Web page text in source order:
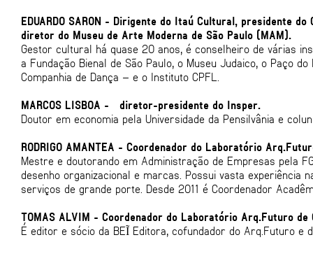
EDUARDO SARON - Dirigente do Itaú Cultural, presidente
diretor do Museu de Arte Moderna de São Paulo (MAM).
Gestor cultural há quase 20 anos, é conselheiro de várias
a Fundação Bienal de São Paulo, o Museu Judaico, o Paço
Companhia de Dança – e o Instituto CPFL.
MARCOS LISBOA - diretor-presidente do Insper.
Doutor em economia pela Universidade da Pensilvânia e
RODRIGO AMANTEA - Coordenador do Laboratório
Mestre e doutorando em Administração de Empresas pela
desenho organizacional e marcas. Possui vasta experiência
serviços de grande porte. Desde 2011 é Coordenador
TOMAS ALVIM - Coordenador do Laboratório Arq.Futuro
É editor e sócio da BEĨ Editora, cofundador do Arq.Futuro e